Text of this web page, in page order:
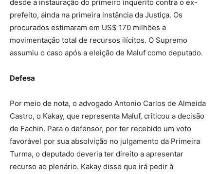
desde a instauração do primeiro inquérito contra o ex-
prefeito, ainda na primeira instância da Justiça. Os
procurados estimaram em US$ 170 milhões a
movimentação total de recursos ilícitos. O Supremo
assumiu o caso após a eleição de Maluf como deputado.
Defesa
Por meio de nota, o advogado Antonio Carlos de Almeida
Castro, o Kakay, que representa Maluf, criticou a decisão
de Fachin. Para o defensor, por ter recebido um voto
favorável por sua absolvição no julgamento da Primeira
Turma, o deputado deveria ter direito a apresentar
recurso ao plenário. Kakay disse que irá pedir à